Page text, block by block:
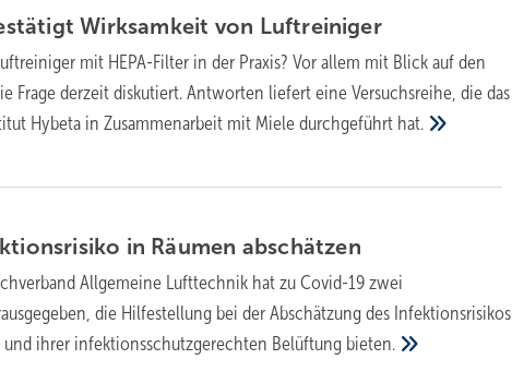
Wirksamkeit von Luftreiniger
mit HEPA-Filter in der Praxis? Vor allem mit Blick auf den
Frage derzeit diskutiert. Antworten liefert eine Versuchsreihe, die das
Hybeta in Zusammenarbeit mit Miele durchgeführt hat.
in Räumen abschätzen
Allgemeine Lufttechnik hat zu Covid-19 zwei
die Hilfestellung bei der Abschätzung des Infektionsrisikos
und ihrer infektionsschutzgerechten Belüftung bieten.